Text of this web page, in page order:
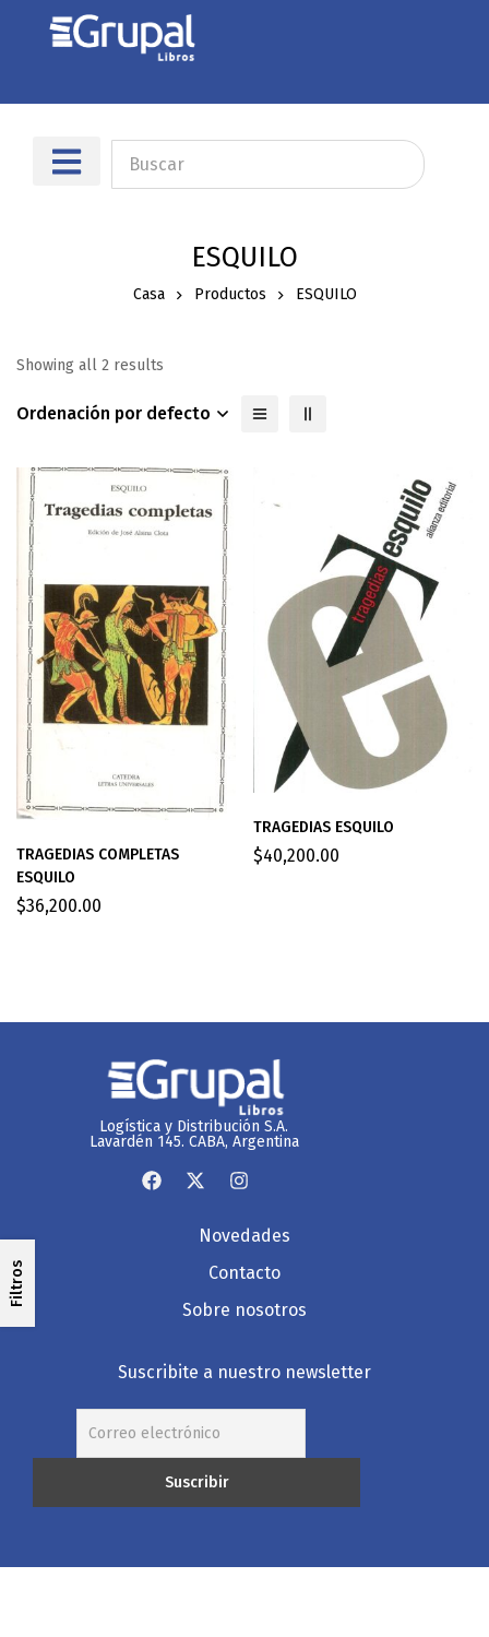
ESQUILO
Casa Productos ESQUILO
Filtros
Showing all 2 results
Ordenación por defecto
TRAGEDIAS COMPLETAS
ESQUILO
$36,200.00
TRAGEDIAS ESQUILO
$40,200.00
Logística y Distribución S.A.
Lavardén 145. CABA, Argentina
Novedades
Contacto
Sobre nosotros
Suscribite a nuestro newsletter